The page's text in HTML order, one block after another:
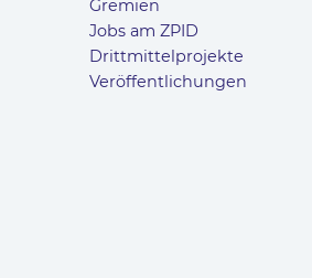
Gremien
Jobs am ZPID
Drittmittelprojekte
Veröffentlichungen